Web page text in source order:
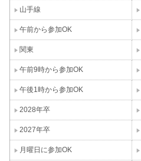
山手線
午前から参加OK
関東
午前9時から参加OK
午後1時から参加OK
2028年卒
2027年卒
月曜日に参加OK